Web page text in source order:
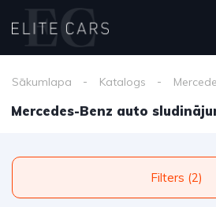
Sākumlapa Katalogs
Mercedes-Benz auto
Filters (2)